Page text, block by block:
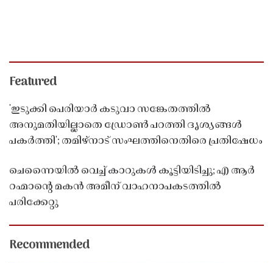
Featured
'ഇടുക്കി പെരിയാർ കടുവാ സങ്കേതത്തിൽ
അനുമതിയില്ലാതെ ഡ്രോൺ പറത്തി ദൃശ്യങ്ങൾ
പകർത്തി'; തമിഴ്നാട് സംഘത്തിനെതിരെ പ്രതിഷേധം
ചെന്നൈയിൽ വെച്ച് കാറുകൾ കൂട്ടിയിടിച്ചു; എ ആർ
റഹ്മാൻ്റെ മകൻ അമീന് വാഹനാപകടത്തിൽ
പരിക്കേറ്റു
Recommended